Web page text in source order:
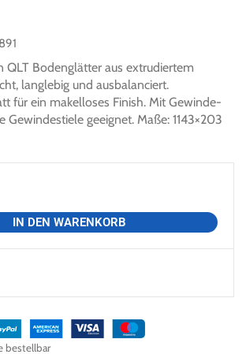
QLT Bodenglätter aus extrudiertem
langlebig und ausbalanciert.
für ein makelloses Finish. Mit Gewinde-
Gewindestiele geeignet. Maße: 1143×203
IN DEN WARENKORB
bestellbar